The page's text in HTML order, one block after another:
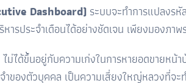
Dashboard) ระบบจะทำการแปลงร
ารประจำเดือนได้อย่างชัดเจน เพียงมอง
ม่ได้ขึ้นอยู่กับความเก่งในการหายอดขาย
ำของตัวบุคคล เป็นความเสี่ยงใหญ่หลวงที่